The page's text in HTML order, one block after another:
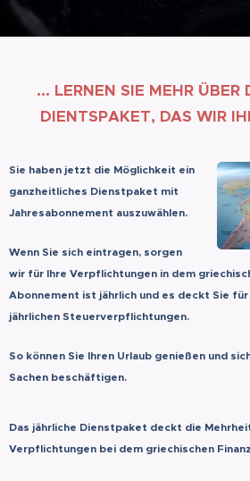
... LERNEN SIE MEHR ÜBER
DIENTSPAKET, DAS WIR
Sie haben jetzt die Möglichkeit ein
ganzheitliches Dienstpaket mit
Jahresabonnement auszuwählen.
Wenn Sie sich eintragen, sorgen
wir für Ihre Verpflichtungen in dem
Abonnement ist jährlich und es deckt Sie
jährlichen Steuerverpflichtungen.
So können Sie Ihren Urlaub genießen und
Sachen beschäftigen.
Das jährliche Dienstpaket deckt die
Verpflichtungen bei dem griechischen